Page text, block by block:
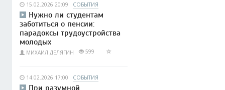
15.02.2026 20:09 СОБЫТИЯ
Нужно ли студентам
заботиться о пенсии:
парадоксы трудоустройства
молодых
МИХАИЛ ДЕЛЯГИН 599
14.02.2026 17:00 СОБЫТИЯ
При разумной